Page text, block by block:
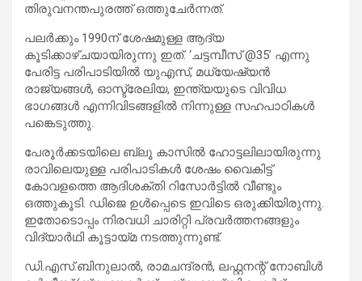
തിരുവനന്തപുരത്ത് ഒത്തുചേർന്നത്.
പലർക്കും 1990ന് ശേഷമുള്ള ആദ്യ
കൂടിക്കാഴ്ചയായിരുന്നു ഇത്. ‘ചട്ടമ്പീസ് @35’ എന്നു
പേരിട്ട പരിപാടിയിൽ യുഎസ്, മധ്യേഷ്യൻ
രാജ്യങ്ങൾ, ഓസ്ട്രേലിയ, ഇന്ത്യയുടെ വിവിധ
ഭാഗങ്ങൾ എന്നിവിടങ്ങളിൽ നിന്നുള്ള സഹപാഠികൾ
പങ്കെടുത്തു.
പേരൂർക്കടയിലെ ബ്ലൂ കാസിൽ ഹോട്ടലിലായിരുന്നു
രാവിലെയുള്ള പരിപാടികൾ ശേഷം വൈകിട്ട്
കോവളത്തെ ആദിശക്തി റിസോർട്ടിൽ വീണ്ടും
ഒത്തുകൂടി. ഡിജെ ഉൾപ്പെടെ ഇവിടെ ഒരുക്കിയിരുന്നു.
ഇതോടൊപ്പം നിരവധി ചാരിറ്റി പ്രവർത്തനങ്ങളും
വിദ്യാർഥി കൂട്ടായ്മ നടത്തുന്നുണ്ട്.
ഡി.എസ്.ബിനുലാൽ, രാമചന്ദ്രൻ, ലഫ്റ്റനന്റ് നോബിൾ